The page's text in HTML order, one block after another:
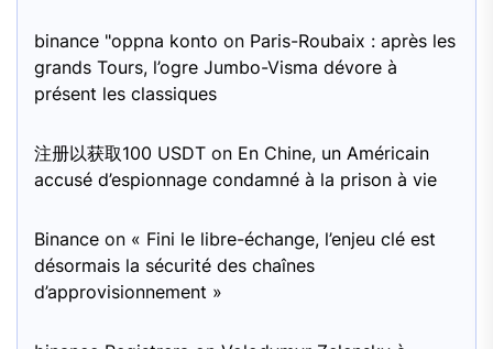
binance "oppna konto on Paris-Roubaix : après les
grands Tours, l’ogre Jumbo-Visma dévore à
présent les classiques
注册以获取100 USDT on En Chine, un Américain
accusé d’espionnage condamné à la prison à vie
Binance on « Fini le libre-échange, l’enjeu clé est
désormais la sécurité des chaînes
d’approvisionnement »